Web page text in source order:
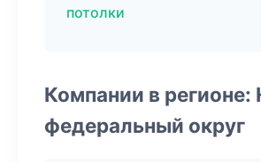
потолки
Компании в
федеральный округ